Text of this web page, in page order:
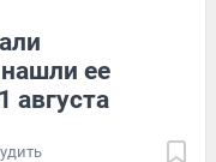
ее
августа